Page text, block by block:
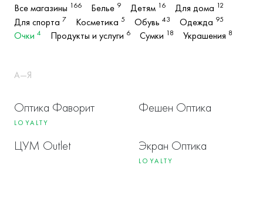
Все магазины 166 Белье 9 Детям 16 Для дома 12
Для спорта 7 Косметика 5 Обувь 43 Одежда 95
Очки 4 Продукты и услуги 6 Сумки 18 Украшения 8
А—Я
Оптика Фаворит
LOYALTY
Фешен Оптика
ЦУМ Outlet Экран Оптика
LOYALTY